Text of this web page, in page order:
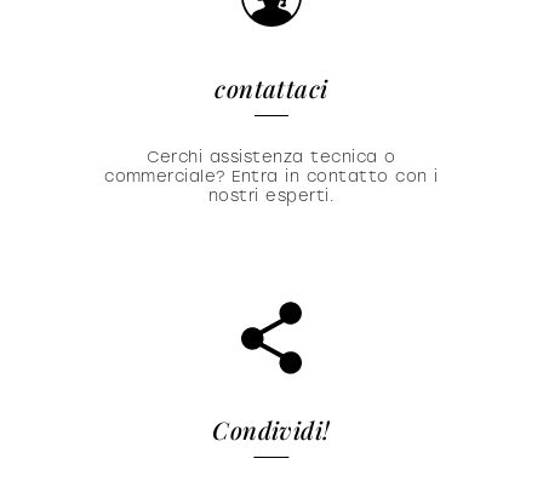
contattaci
Cerchi assistenza tecnica o
commerciale? Entra in contatto con i
nostri esperti.
Condividi!